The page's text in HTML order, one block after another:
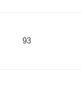
93